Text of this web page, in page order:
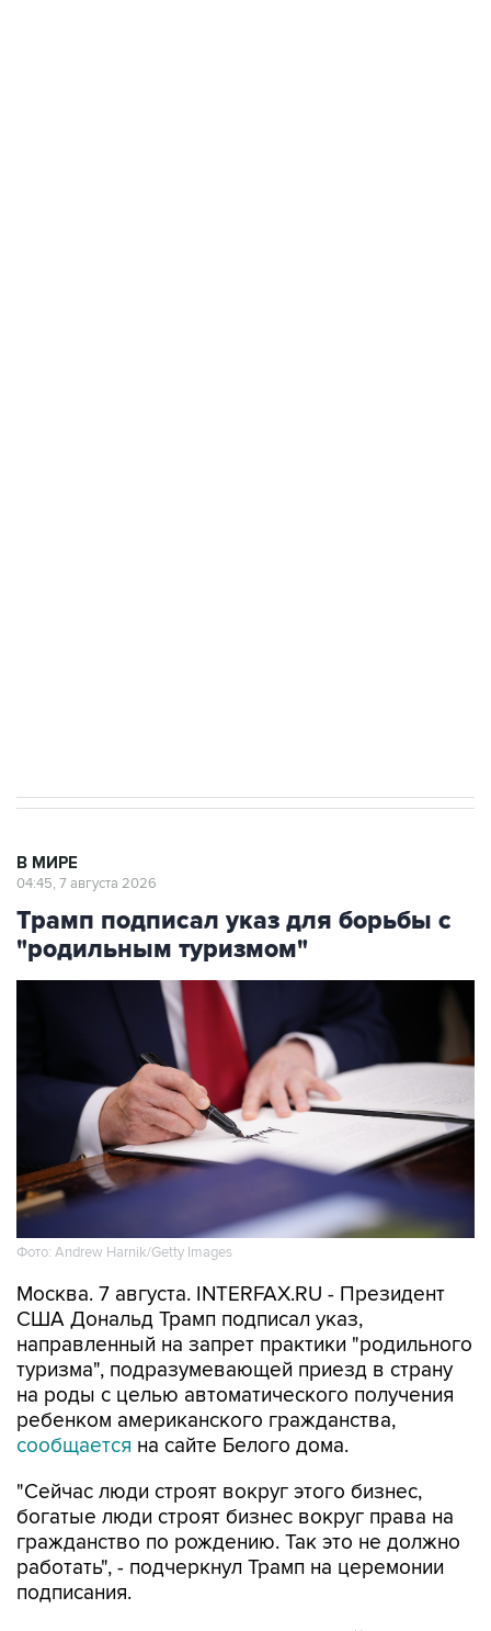
В МИРЕ
04:45, 7 августа 2026
Трамп подписал указ для борьбы с
"родильным туризмом"
Фото: Andrew Harnik/Getty Images
Москва. 7 августа. INTERFAX.RU - Президент
США Дональд Трамп подписал указ,
направленный на запрет практики "родильного
туризма", подразумевающей приезд в страну
на роды с целью автоматического получения
ребенком американского гражданства,
сообщается на сайте Белого дома.
"Сейчас люди строят вокруг этого бизнес,
богатые люди строят бизнес вокруг права на
гражданство по рождению. Так это не должно
работать", - подчеркнул Трамп на церемонии
подписания.